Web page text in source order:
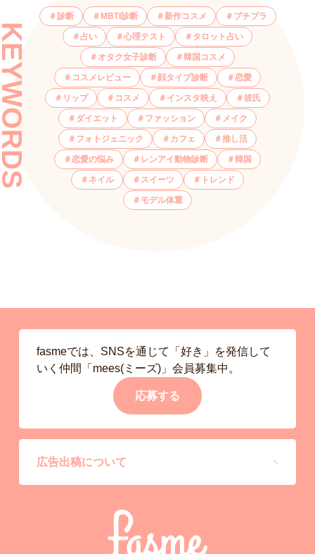
診断 MBTI診断 新作コスメ プチプラ
占い 心理テスト タロット占い
オタク女子診断 韓国コスメ
コスメレビュー 顔タイプ診断 恋愛
リップ コスメ インスタ映え 彼氏
ダイエット ファッション メイク
フォトジェニック カフェ 推し活
恋愛の悩み レンアイ動物診断 韓国
ネイル スイーツ トレンド
モデル体重
fasmeでは、SNSを通じて「好き」を発信して
いく仲間「mees(ミーズ)」会員募集中。
応募する
広告出稿について